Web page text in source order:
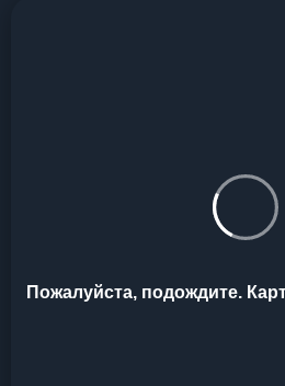
Пожалуйста, подождите.